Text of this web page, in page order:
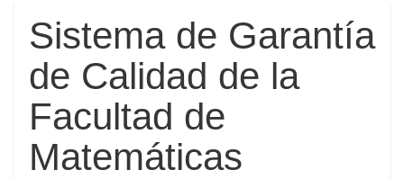
Sistema de Garantía
de Calidad de la
Facultad de
Matemáticas